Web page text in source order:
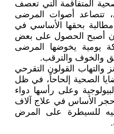
المتفاقمة التي تعصف
تتصاعد أصوات المرضى
مطالبة بحقها الأساسي في
أن أصبح الحصول على بعض
يومية يخوضها المرضى
والخوف والترقب.
والتهاب القولون التقرحي
الصحية إلحاحاً، في ظل
وعلى رأسها دواء
الأساس في علاج آلاف
للسيطرة على المرض